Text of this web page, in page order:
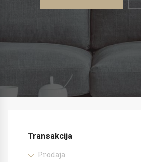
Transakcija
Prodaja